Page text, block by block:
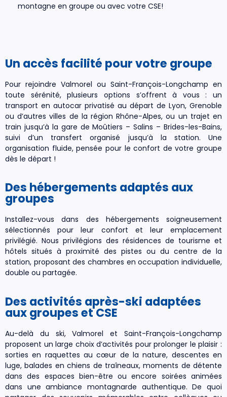
montagne en groupe ou avec votre CSE!
Un accès facilité pour votre groupe
Pour rejoindre Valmorel ou Saint-François-Longchamp en
toute sérénité, plusieurs options s’offrent à vous : un
transport en autocar privatisé au départ de Lyon, Grenoble
ou d’autres villes de la région Rhône-Alpes, ou un trajet en
train jusqu’à la gare de Moûtiers – Salins – Brides-les-Bains,
suivi d’un transfert organisé jusqu’à la station. Une
organisation fluide, pensée pour le confort de votre groupe
dès le départ !
Des hébergements adaptés aux
groupes
Installez-vous dans des hébergements soigneusement
sélectionnés pour leur confort et leur emplacement
privilégié. Nous privilégions des résidences de tourisme et
hôtels situés à proximité des pistes ou du centre de la
station, proposant des chambres en occupation individuelle,
double ou partagée.
Des activités après-ski adaptées
aux groupes et CSE
Au-delà du ski, Valmorel et Saint-François-Longchamp
proposent un large choix d’activités pour prolonger le plaisir :
sorties en raquettes au cœur de la nature, descentes en
luge, balades en chiens de traîneaux, moments de détente
dans des espaces bien-être ou encore soirées animées
dans une ambiance montagnarde authentique. De quoi